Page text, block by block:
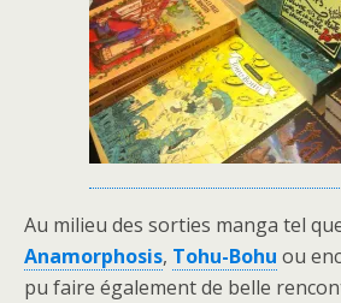
Au milieu des sorties manga tel
Anamorphosis, Tohu-Bohu ou
pu faire également de belle